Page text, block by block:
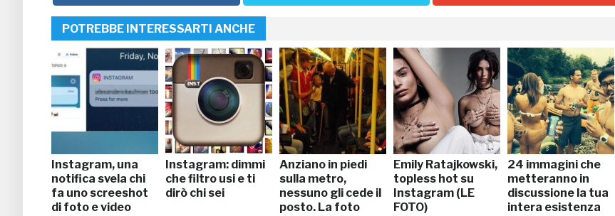
POTREBBE INTERESSARTI ANCHE
Instagram, una
notifica svela chi
fa uno screeshot
di foto e video
Instagram: dimmi
che filtro usi e ti
dirò chi sei
Anziano in piedi
sulla metro,
nessuno gli cede il
posto. La foto
Emily Ratajkowski,
topless hot su
Instagram (LE
FOTO)
24 immagini che
metteranno in
discussione la tua
intera esistenza